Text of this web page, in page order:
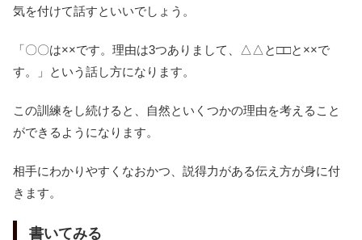
気を付けて話すといいでしょう。
「〇〇は××です。理由は3つありまして、△△と□□と××で
す。」という話し方になります。
この訓練をし続けると、自然といくつかの理由を考えること
ができるようになります。
相手にわかりやすくなおかつ、説得力がある伝え方が身に付
きます。
書いてみる